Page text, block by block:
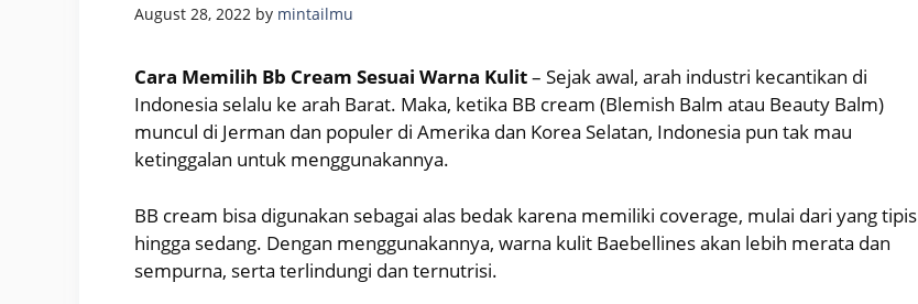
August 28, 2022 by mintailmu
Cara Memilih Bb Cream Sesuai Warna Kulit– Sejak awal, arah industri kecantikan di
Indonesia selalu ke arah Barat. Maka, ketika BB cream (Blemish Balm atau Beauty Balm)
muncul di Jerman dan populer di Amerika dan Korea Selatan, Indonesia pun tak mau
ketinggalan untuk menggunakannya.
BB cream bisa digunakan sebagai alas bedak karena memiliki coverage, mulai dari yang tipis
hingga sedang. Dengan menggunakannya, warna kulit Baebellines akan lebih merata dan
sempurna, serta terlindungi dan ternutrisi.